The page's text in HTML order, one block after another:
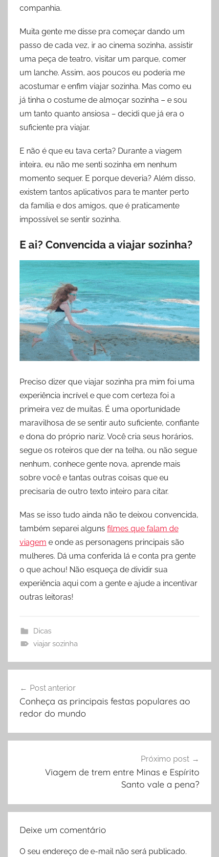
companhia.
Muita gente me disse pra começar dando um
passo de cada vez, ir ao cinema sozinha, assistir
uma peça de teatro, visitar um parque, comer
um lanche. Assim, aos poucos eu poderia me
acostumar e enfim viajar sozinha. Mas como eu
já tinha o costume de almoçar sozinha – e sou
um tanto quanto ansiosa – decidi que já era o
suficiente pra viajar.
E não é que eu tava certa? Durante a viagem
inteira, eu não me senti sozinha em nenhum
momento sequer. E porque deveria? Além disso,
existem tantos aplicativos para te manter perto
da família e dos amigos, que é praticamente
impossível se sentir sozinha.
E ai? Convencida a viajar sozinha?
Preciso dizer que viajar sozinha pra mim foi uma
experiência incrível e que com certeza foi a
primeira vez de muitas. É uma oportunidade
maravilhosa de se sentir auto suficiente, confiante
e dona do próprio nariz. Você cria seus horários,
segue os roteiros que der na telha, ou não segue
nenhum, conhece gente nova, aprende mais
sobre você e tantas outras coisas que eu
precisaria de outro texto inteiro para citar.
Mas se isso tudo ainda não te deixou convencida,
também separei alguns filmes que falam de
viagem e onde as personagens principais são
mulheres. Dá uma conferida lá e conta pra gente
o que achou! Não esqueça de dividir sua
experiência aqui com a gente e ajude a incentivar
outras leitoras!
Dicas
viajar sozinha
de
Post
Post anterior
Conheça as principais festas populares ao
redor do mundo
Próximo post
Viagem de trem entre Minas e Espírito
Santo vale a pena?
Deixe um comentário
O seu endereço de e-mail não será publicado.